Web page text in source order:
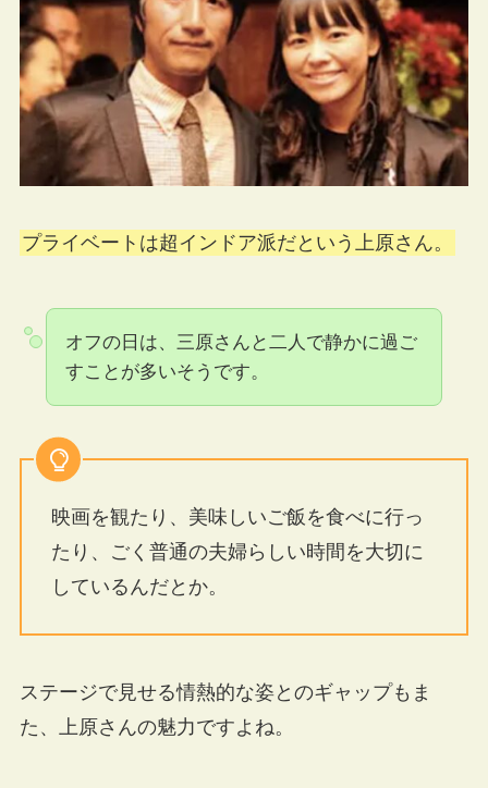
プライベートは超インドア派だという上原さん。
オフの日は、三原さんと二人で静かに過ご
すことが多いそうです。
映画を観たり、美味しいご飯を食べに行っ
たり、ごく普通の夫婦らしい時間を大切に
しているんだとか。
ステージで見せる情熱的な姿とのギャップもま
た、上原さんの魅力ですよね。